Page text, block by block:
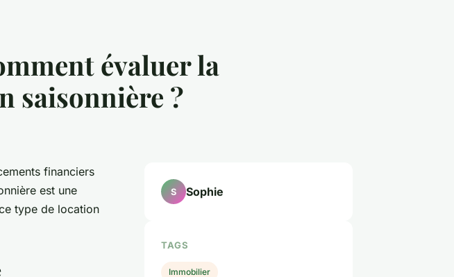
évaluer la
saisonnière ?
financiers
est une
type de location
S Sophie
TAGS
Immobilier